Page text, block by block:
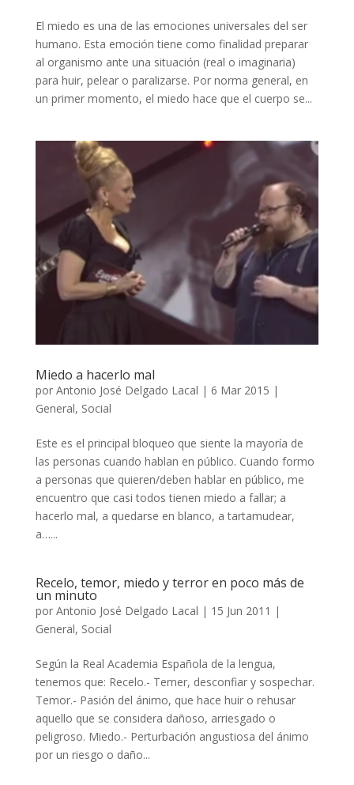
El miedo es una de las emociones universales del ser
humano. Esta emoción tiene como finalidad preparar
al organismo ante una situación (real o imaginaria)
para huir, pelear o paralizarse. Por norma general, en
un primer momento, el miedo hace que el cuerpo se...
Miedo a hacerlo mal
por Antonio José Delgado Lacal | 6 Mar 2015 |
General, Social
Este es el principal bloqueo que siente la mayoría de
las personas cuando hablan en público. Cuando formo
a personas que quieren/deben hablar en público, me
encuentro que casi todos tienen miedo a fallar; a
hacerlo mal, a quedarse en blanco, a tartamudear,
a…...
Recelo, temor, miedo y terror en poco más de
un minuto
por Antonio José Delgado Lacal | 15 Jun 2011 |
General, Social
Según la Real Academia Española de la lengua,
tenemos que: Recelo.- Temer, desconfiar y sospechar.
Temor.- Pasión del ánimo, que hace huir o rehusar
aquello que se considera dañoso, arriesgado o
peligroso. Miedo.- Perturbación angustiosa del ánimo
por un riesgo o daño...